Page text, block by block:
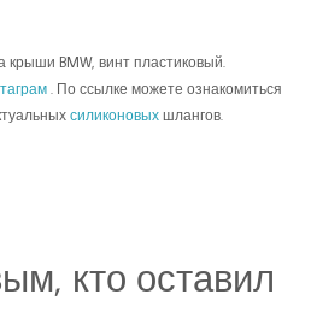
крыши BMW, винт пластиковый.
. По ссылке можете ознакомиться
силиконовых шлангов.
кто оставил